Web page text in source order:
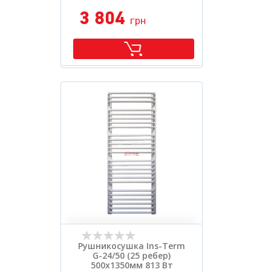
3 804 грн
Рушникосушка Ins-Term
G-24/50 (25 ребер)
500х1350мм 813 Вт